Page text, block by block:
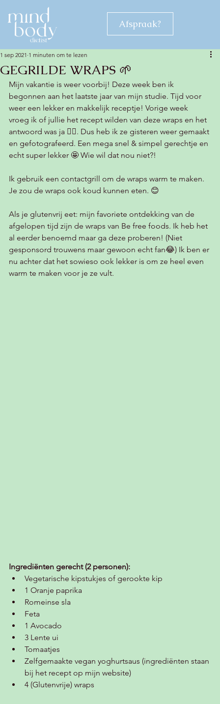
Afspraak?
GEGRILDE WRAPS 🌱
1 sep 2021 1 minuten om te lezen
Mijn vakantie is weer voorbij! Deze week ben ik
begonnen aan het laatste jaar van mijn studie. Tijd voor
weer een lekker en makkelijk receptje! Vorige week
vroeg ik of jullie het recept wilden van deze wraps en het
antwoord was ja 👍🏻. Dus heb ik ze gisteren weer gemaakt
en gefotografeerd. Een mega snel & simpel gerechtje en
echt super lekker 🤩 Wie wil dat nou niet?!
Ik gebruik een contactgrill om de wraps warm te maken.
Je zou de wraps ook koud kunnen eten. 😊
Als je glutenvrij eet: mijn favoriete ontdekking van de
afgelopen tijd zijn de wraps van Be free foods. Ik heb het
al eerder benoemd maar ga deze proberen! (Niet
gesponsord trouwens maar gewoon echt fan😂) Ik ben er
nu achter dat het sowieso ook lekker is om ze heel even
warm te maken voor je ze vult.
Ingrediënten gerecht (2 personen):
Vegetarische kipstukjes of gerookte kip
1 Oranje paprika
Romeinse sla
Feta
1 Avocado
3 Lente ui
Tomaatjes
Zelfgemaakte vegan yoghurtsaus (ingrediënten staan
bij het recept op mijn website)
4 (Glutenvrije) wraps